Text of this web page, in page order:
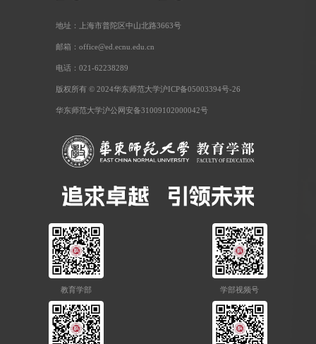
地址：上海市普陀区中山北路3663号
邮箱：office@ed.ecnu.edu.cn
电话：021-62238289
版权所有 © 2024华东师范大学沪ICP备05003394号-26
华东师范大学沪公网安备31009102000042号
教育学部 学部视频号